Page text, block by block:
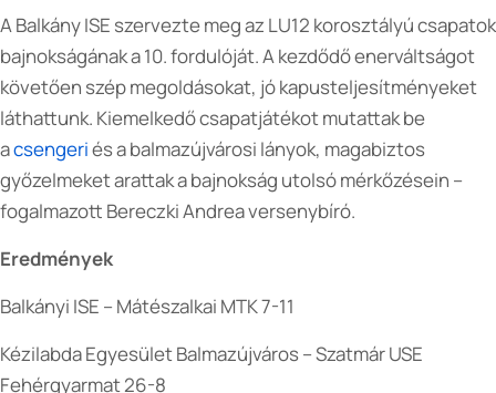
A Balkány ISE szervezte meg az LU12 korosztályú csapatok
bajnokságának a 10. fordulóját. A kezdődő enerváltságot
követően szép megoldásokat, jó kapusteljesítményeket
láthattunk. Kiemelkedő csapatjátékot mutattak be
acsengeriés a balmazújvárosi lányok, magabiztos
győzelmeket arattak a bajnokság utolsó mérkőzésein –
fogalmazott Bereczki Andrea versenybíró.
Eredmények
Balkányi ISE – Mátészalkai MTK 7-11
Kézilabda Egyesület Balmazújváros – Szatmár USE
Fehérgyarmat 26-8